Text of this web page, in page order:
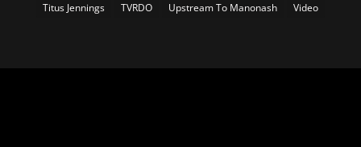
Titus Jennings
TVRDO Upstream To Manonash Video